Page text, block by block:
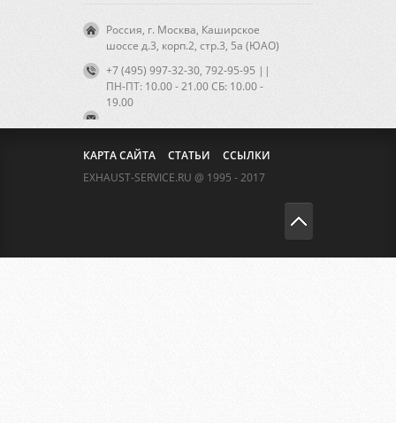
Россия, г. Москва, Каширское
шоссе д.3, корп.2, стр.3, 5а (ЮАО)
+7 (495) 997-32-30, 792-95-95 ||
ПН-ПТ: 10.00 - 21.00 CБ: 10.00 -
19.00
КАРТА САЙТА СТАТЬИ
ССЫЛКИ
EXHAUST-SERVICE.RU @ 1995 - 2017